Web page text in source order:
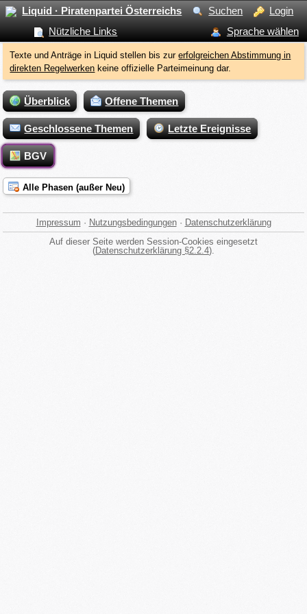
Liquid · Piratenpartei Österreichs Suchen
Login
Nützliche Links
Sprache wählen
Texte und Anträge in Liquid stellen bis zurerfolgreichen Abstimmung in
direkten Regelwerken keine offizielle Parteimeinung dar.
Überblick Offene Themen
Geschlossene Themen Letzte Ereignisse
BGV
Alle Phasen (außer Neu)
Impressum · Nutzungsbedingungen· Datenschutzerklärung
Auf dieser Seite werden Session-Cookies eingesetzt
(Datenschutzerklärung §2.2.4).